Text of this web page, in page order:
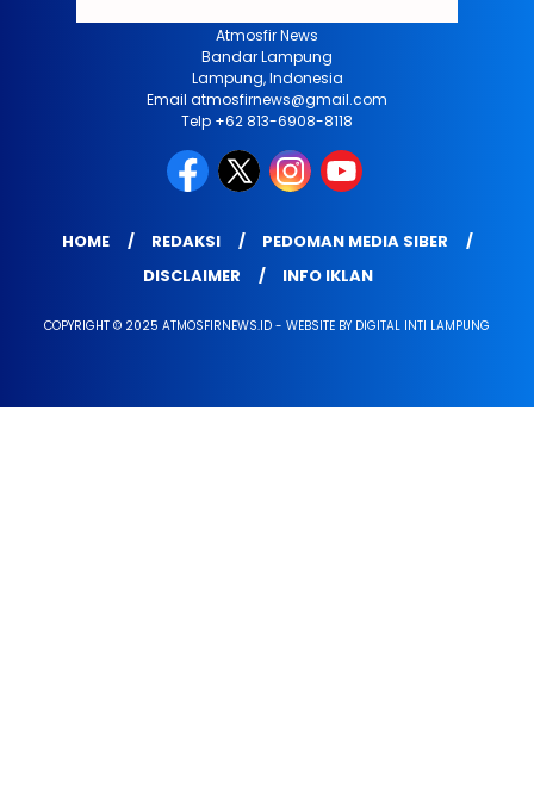
Atmosfir News
Bandar Lampung
Lampung, Indonesia
Email atmosfirnews@gmail.com
Telp +62 813-6908-8118
HOME REDAKSI
PEDOMAN MEDIA SIBER
DISCLAIMER
INFO IKLAN
COPYRIGHT © 2025 ATMOSFIRNEWS.ID - WEBSITE BY DIGITAL INTI LAMPUNG